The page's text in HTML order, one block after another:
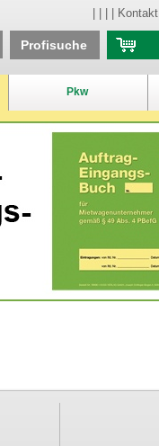
Pkw
Kontakt
Profisuche